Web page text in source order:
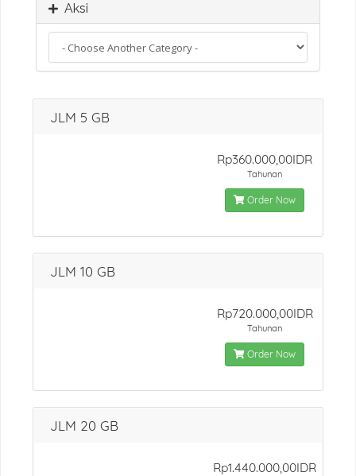
Aksi
JLM 5 GB
Rp360.000,00IDR
Tahunan
Order Now
JLM 10 GB
Rp720.000,00IDR
Tahunan
Order Now
JLM 20 GB
Rp1.440.000,00IDR